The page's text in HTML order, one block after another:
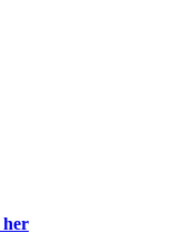
her